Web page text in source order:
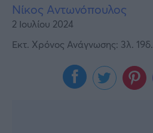
Νίκος Αντωνόπουλος
2 Ιουλίου 2024
Εκτ. Χρόνος Ανάγνωσης: 3λ. 19δ.